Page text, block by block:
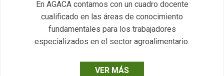
En AGACA contamos con un cuadro docente
cualificado en las áreas de conocimiento
fundamentales para los trabajadores
especializados en el sector agroalimentario.
VER MÁS